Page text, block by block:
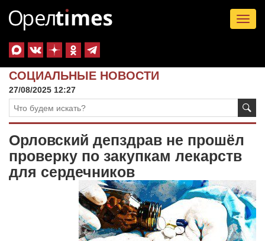
СОЦИАЛЬНЫЕ НОВОСТИ
27/08/2025 12:27
Орловский депздрав не прошёл
проверку по закупкам лекарств
для сердечников